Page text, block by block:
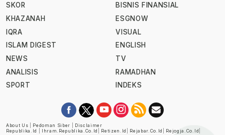
SKOR
KHAZANAH
IQRA
ISLAM DIGEST
NEWS
ANALISIS
SPORT
BISNIS FINANSIAL
ESGNOW
VISUAL
ENGLISH
TV
RAMADHAN
INDEKS
About Us Pedoman Siber
Disclaimer
Republika.id
Ihram.republika.co.id Retizen.id Rejabar.co.id Rejogja.co.id